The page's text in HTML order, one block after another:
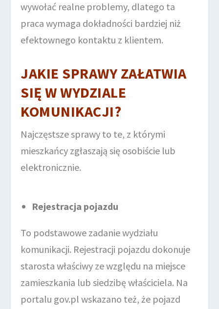
wywołać realne problemy, dlatego ta
praca wymaga dokładności bardziej niż
efektownego kontaktu z klientem.
JAKIE SPRAWY ZAŁATWIA
SIĘ W WYDZIALE
KOMUNIKACJI?
Najczęstsze sprawy to te, z którymi
mieszkańcy zgłaszają się osobiście lub
elektronicznie.
Rejestracja pojazdu
To podstawowe zadanie wydziału
komunikacji. Rejestracji pojazdu dokonuje
starosta właściwy ze względu na miejsce
zamieszkania lub siedzibę właściciela. Na
portalu gov.pl wskazano też, że pojazd